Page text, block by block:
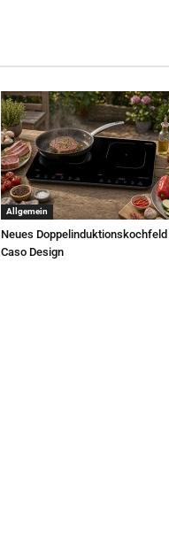
Allgemein
Neues Doppelinduktionskochfeld
Caso Design